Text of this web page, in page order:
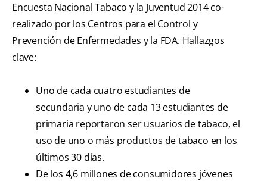
Encuesta Nacional Tabaco y la Juventud 2014 co-
realizado por los Centros para el Control y
Prevención de Enfermedades y la FDA. Hallazgos
clave:
Uno de cada cuatro estudiantes de
secundaria y uno de cada 13 estudiantes de
primaria reportaron ser usuarios de tabaco, el
uso de uno o más productos de tabaco en los
últimos 30 días.
De los 4,6 millones de consumidores jóvenes